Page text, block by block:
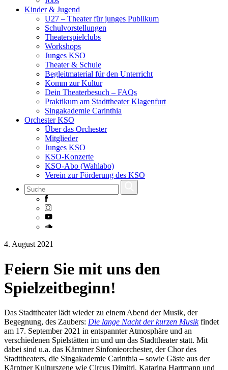
Kinder & Jugend
U27 – Theater für junges Publikum
Schulvorstellungen
Theaterspielclubs
Workshops
Junges KSO
Theater & Schule
Begleitmaterial für den Unterricht
Komm zur Kultur
Dein Theaterbesuch – FAQs
Praktikum am Stadttheater Klagenfurt
Singakademie Carinthia
Orchester KSO
Über das Orchester
Mitglieder
Junges KSO
KSO-Konzerte
KSO-Abo (Wahlabo)
Verein zur Förderung des KSO
Skip
content
4. August 2021
Feiern Sie mit uns den
Spielzeitbeginn!
Das Stadttheater lädt wieder zu einem Abend der Musik, der
Begegnung, des Zaubers: Die lange Nacht der kurzen Musikfindet
am 17. September 2021 in entspannter Atmosphäre und an
verschiedenen Spielstätten im und um das Stadttheater statt. Mit
dabei sind u.a. das Kärntner Sinfonieorchester, der Chor des
Stadttheaters, die Singakademie Carinthia – sowie Gäste aus der
Kärntner Kulturszene wie Circus Dimitri, Katarina Hartmann und